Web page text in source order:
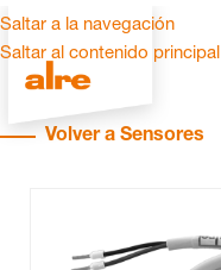
Saltar a la navegación
Saltar al contenido principal
Volver a Sensores